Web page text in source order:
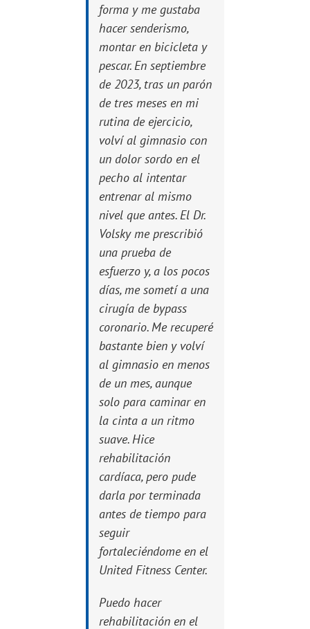
forma y me gustaba
hacer senderismo,
montar en bicicleta y
pescar. En septiembre
de 2023, tras un parón
de tres meses en mi
rutina de ejercicio,
volví al gimnasio con
un dolor sordo en el
pecho al intentar
entrenar al mismo
nivel que antes. El Dr.
Volsky me prescribió
una prueba de
esfuerzo y, a los pocos
días, me sometí a una
cirugía de bypass
coronario. Me recuperé
bastante bien y volví
al gimnasio en menos
de un mes, aunque
solo para caminar en
la cinta a un ritmo
suave. Hice
rehabilitación
cardíaca, pero pude
darla por terminada
antes de tiempo para
seguir
fortaleciéndome en el
United Fitness Center.
Puedo hacer
rehabilitación en el